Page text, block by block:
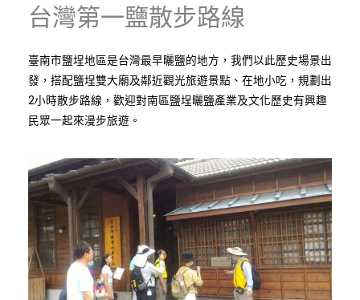
台灣第一鹽散步路線
臺南市鹽埕地區是台灣最早曬鹽的地方，我們以此歷史場景出
發，搭配鹽埕雙大廟及鄰近觀光旅遊景點、在地小吃，規劃出
2小時散步路線，歡迎對南區鹽埕曬鹽產業及文化歷史有興趣
民眾一起來漫步旅遊。